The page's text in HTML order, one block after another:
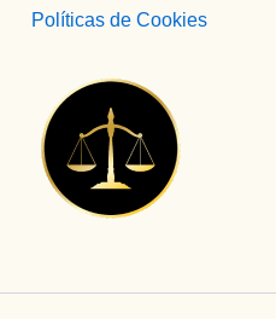
Políticas de Cookies